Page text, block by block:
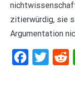
zitierwürdig, sie
Argumentation